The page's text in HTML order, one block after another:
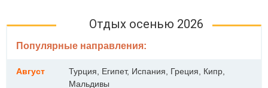
Отдых осенью 2026
Популярные направления:
Август
Турция, Египет, Испания, Греция, Кипр,
Мальдивы